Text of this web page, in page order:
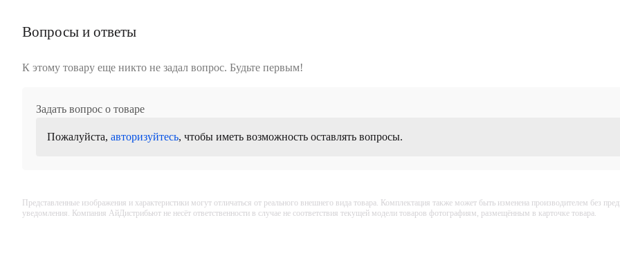
Вопросы и ответы
К этому товару еще никто не задал вопрос. Будьте первым!
Задать вопрос о товаре
Пожалуйста, авторизуйтесь, чтобы иметь возможность оставлять вопросы.
Представленные изображения и характеристики могут отличаться от реального внешнего вида товара. Комплектация также может быть изменена производителем без
уведомления. Компания АйДистрибьют не несёт ответственности в случае не соответствия текущей модели товаров фотографиям, размещённым в карточке товара.